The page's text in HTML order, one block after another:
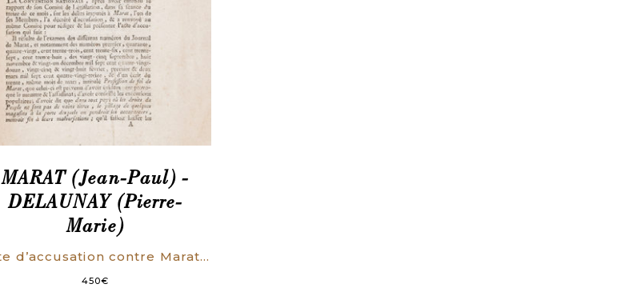
MARAT (Jean-Paul) -
DELAUNAY (Pierre-
Marie)
Acte d’accusation contre Marat, Député à la Convention Nationale. Du 20 avril 1793.
450€